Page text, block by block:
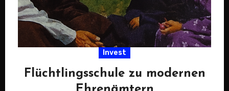
Invest
Flüchtlingsschule zu modernen